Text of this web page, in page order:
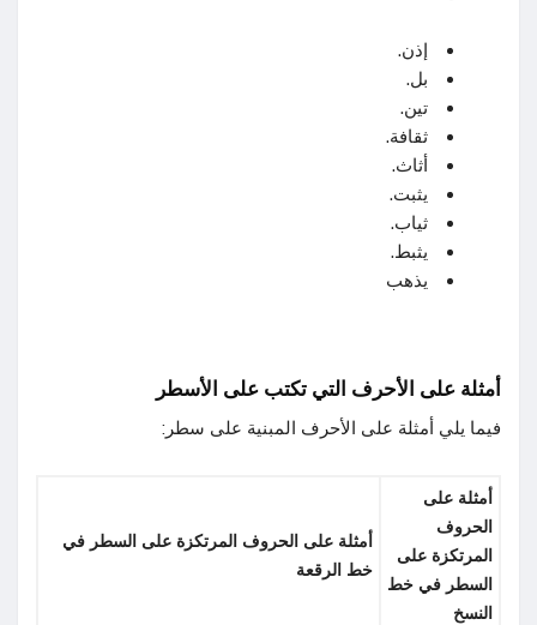
إذن.
بل.
تين.
ثقافة.
أثاث.
يثبت.
ثياب.
يثبط.
يذهب
أمثلة على الأحرف التي تكتب على الأسطر
فيما يلي أمثلة على الأحرف المبنية على سطر:
أمثلة على
الحروف
المرتكزة على
السطر في خط
النسخ
أمثلة على الحروف المرتكزة على السطر في
خط الرقعة